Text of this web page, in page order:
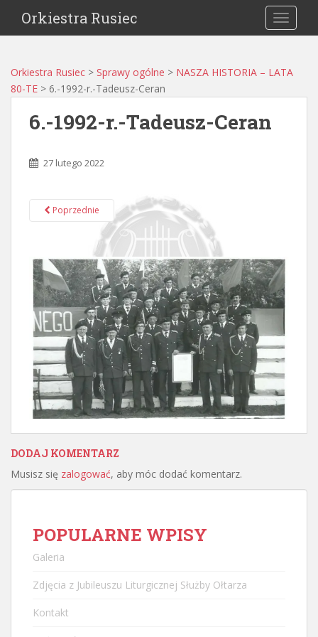
Orkiestra Rusiec
Orkiestra Rusiec > Sprawy ogólne > NASZA HISTORIA – LATA
80-TE > 6.-1992-r.-Tadeusz-Ceran
6.-1992-r.-Tadeusz-Ceran
27 lutego 2022
Poprzednie
DODAJ KOMENTARZ
Musisz się zalogować, aby móc dodać komentarz.
POPULARNE WPISY
Galeria
Zdjęcia z Jubileuszu Liturgicznej Służby Ołtarza
Kontakt